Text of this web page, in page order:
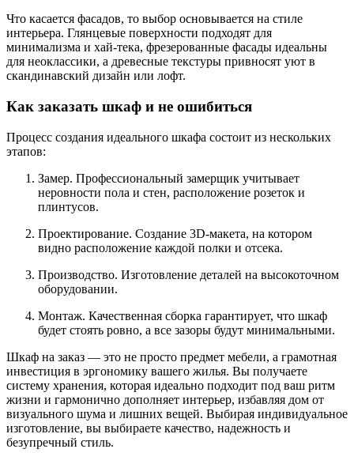
Что касается фасадов, то выбор основывается на стиле
интерьера. Глянцевые поверхности подходят для
минимализма и хай-тека, фрезерованные фасады идеальны
для неоклассики, а древесные текстуры привносят уют в
скандинавский дизайн или лофт.
Как заказать шкаф и не ошибиться
Процесс создания идеального шкафа состоит из нескольких
этапов:
Замер. Профессиональный замерщик учитывает
неровности пола и стен, расположение розеток и
плинтусов.
Проектирование. Создание 3D-макета, на котором
видно расположение каждой полки и отсека.
Производство. Изготовление деталей на высокоточном
оборудовании.
Монтаж. Качественная сборка гарантирует, что шкаф
будет стоять ровно, а все зазоры будут минимальными.
Шкаф на заказ — это не просто предмет мебели, а грамотная
инвестиция в эргономику вашего жилья. Вы получаете
систему хранения, которая идеально подходит под ваш ритм
жизни и гармонично дополняет интерьер, избавляя дом от
визуального шума и лишних вещей. Выбирая индивидуальное
изготовление, вы выбираете качество, надежность и
безупречный стиль.